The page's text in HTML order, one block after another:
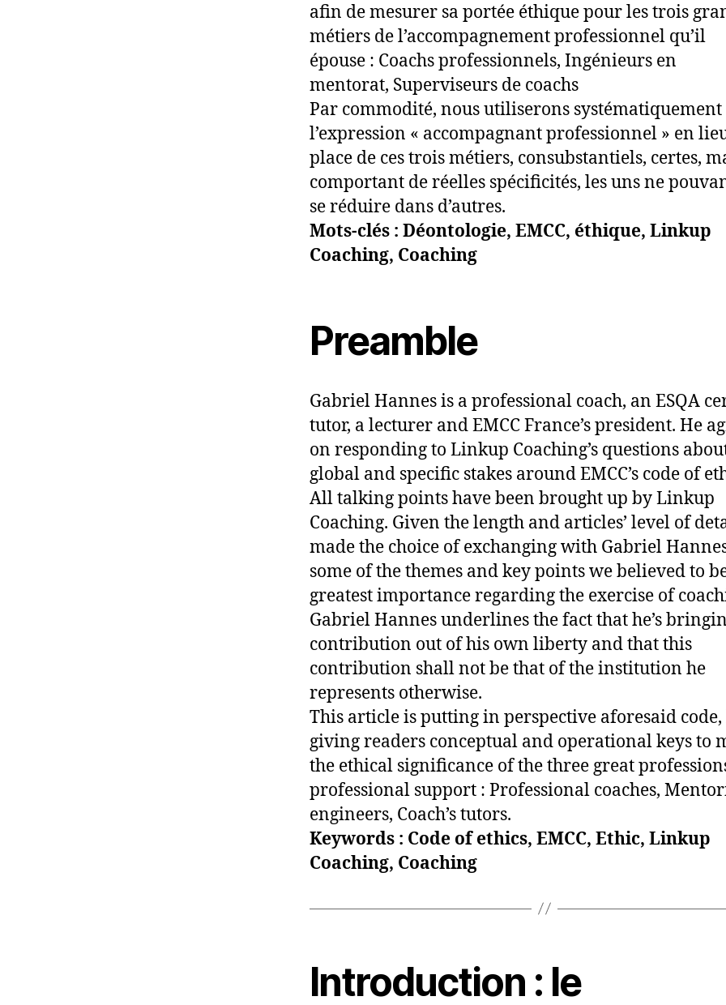
afin de mesurer sa portée éthique pour les trois
métiers de l’accompagnement professionnel qu’il
épouse : Coachs professionnels, Ingénieurs en
mentorat, Superviseurs de coachs
Par commodité, nous utiliserons systématiquement
l’expression « accompagnant professionnel » en
place de ces trois métiers, consubstantiels, certes,
comportant de réelles spécificités, les uns ne
se réduire dans d’autres.
Mots-clés : Déontologie, EMCC, éthique, Linkup
Coaching, Coaching
Preamble
Gabriel Hannes is a professional coach, an ESQA
tutor, a lecturer and EMCC France’s president. He
on responding to Linkup Coaching’s questions
global and specific stakes around EMCC’s code of
All talking points have been brought up by Linkup
Coaching. Given the length and articles’ level of
made the choice of exchanging with Gabriel
some of the themes and key points we believed to
greatest importance regarding the exercise of
Gabriel Hannes underlines the fact that he’s
contribution out of his own liberty and that this
contribution shall not be that of the institution he
represents otherwise.
This article is putting in perspective aforesaid code,
giving readers conceptual and operational keys to
the ethical significance of the three great
professional support : Professional coaches,
engineers, Coach’s tutors.
Keywords : Code of ethics, EMCC, Ethic, Linkup
Coaching, Coaching
Introduction : le